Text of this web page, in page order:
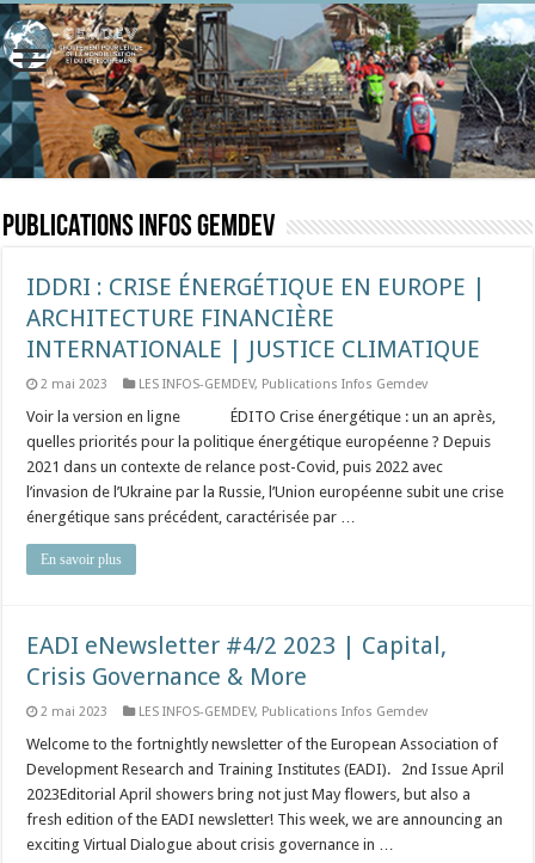
Publications Infos Gemdev
IDDRI : CRISE ÉNERGÉTIQUE EN EUROPE |
ARCHITECTURE FINANCIÈRE
INTERNATIONALE | JUSTICE CLIMATIQUE
2 mai 2023 LES INFOS-GEMDEV, Publications Infos Gemdev
Voir la version en ligne ⠀ ⠀ ⠀ ÉDITO Crise énergétique : un an après,
quelles priorités pour la politique énergétique européenne ? Depuis
2021 dans un contexte de relance post-Covid, puis 2022 avec
l’invasion de l’Ukraine par la Russie, l’Union européenne subit une crise
énergétique sans précédent, caractérisée par …
En savoir plus
EADI eNewsletter #4/2 2023 | Capital,
Crisis Governance & More
2 mai 2023 LES INFOS-GEMDEV, Publications Infos Gemdev
Welcome to the fortnightly newsletter of the European Association of
Development Research and Training Institutes (EADI). 2nd Issue April
2023Editorial April showers bring not just May flowers, but also a
fresh edition of the EADI newsletter! This week, we are announcing an
exciting Virtual Dialogue about crisis governance in …